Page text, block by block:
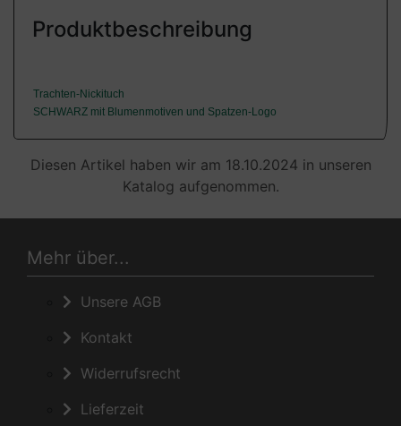
Produktbeschreibung
Trachten-Nickituch
SCHWARZ mit Blumenmotiven und Spatzen-Logo
Diesen Artikel haben wir am 18.10.2024 in unseren
Katalog aufgenommen.
Mehr über...
Unsere AGB
Kontakt
Widerrufsrecht
Lieferzeit